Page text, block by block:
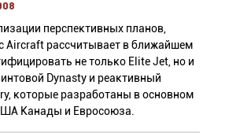
перспективных планов,
Aircraft рассчитывает в ближайшем
не только Elite Jet, но и
Dynasty и реактивный
которые разработаны в основном
Канады и Евросоюза.